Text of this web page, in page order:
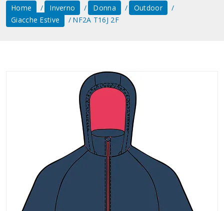
Home Inverno Donna
Outdoor
Giacche Estive
NF2A T16J 2F